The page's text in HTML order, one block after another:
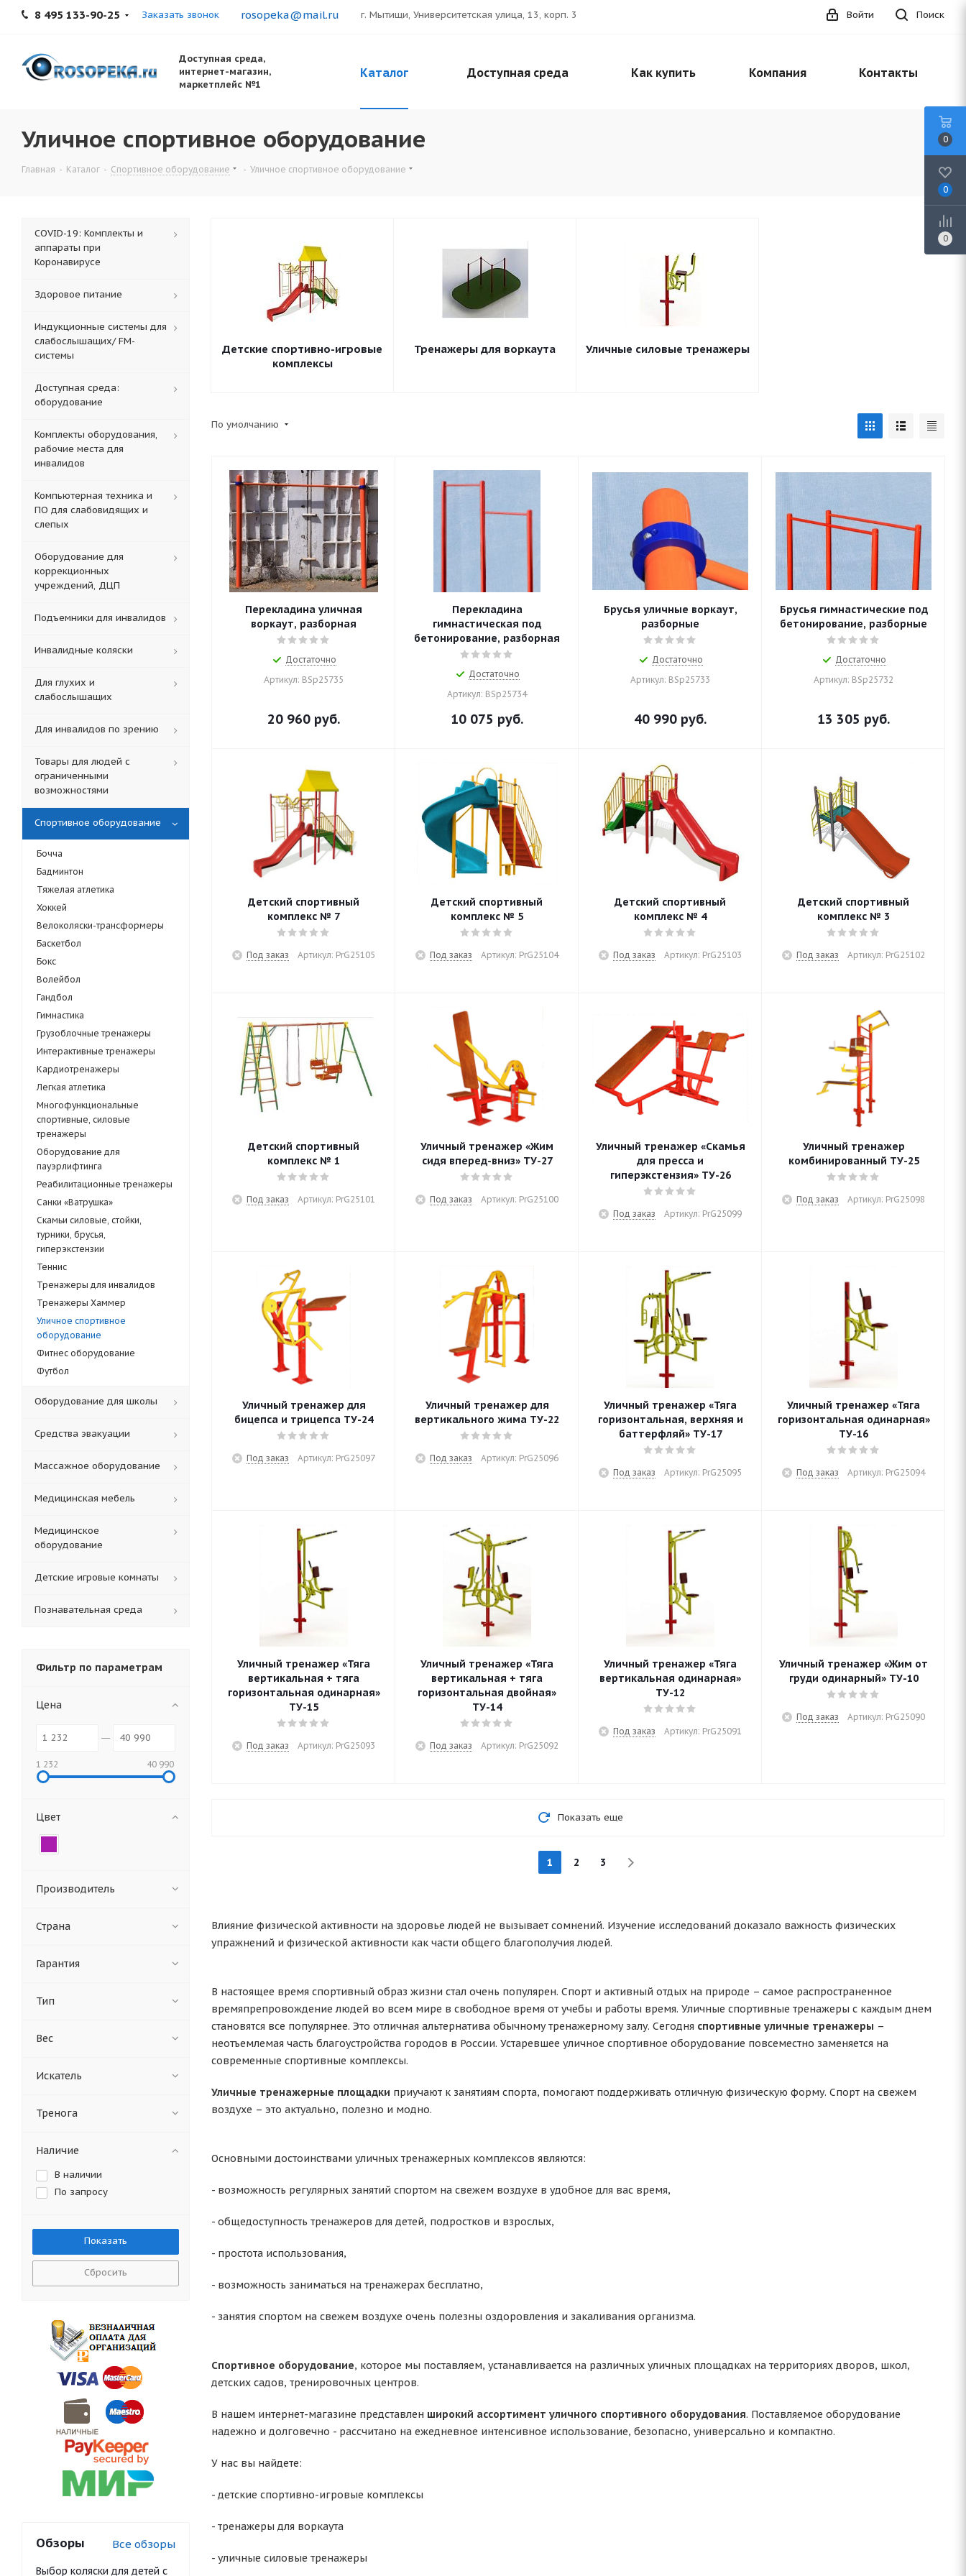
8 495 133-90-25 Заказать звонок rosopeka@mail.ru г. Мытищи, Университетская улица, 13, корп. 3 Поиск
Войти
Доступная среда,
интернет-магазин,
маркетплейс №1
Каталог Доступная среда Как купить Компания Контакты
Уличное спортивное оборудование
Главная - Каталог - Спортивное оборудование - Уличное спортивное оборудование
Детские спортивно-игровые
комплексы
Тренажеры для воркаута Уличные силовые тренажеры
По умолчанию
Перекладина уличная
воркаут, разборная
Достаточно
Артикул: BSp25735
20 960 руб.
Перекладина
гимнастическая под
бетонирование, разборная
Достаточно
Артикул: BSp25734
10 075 руб.
Брусья уличные воркаут,
разборные
Достаточно
Артикул: BSp25733
40 990 руб.
Брусья гимнастические под
бетонирование, разборные
Достаточно
Артикул: BSp25732
13 305 руб.
Детский спортивный
комплекс № 7
Под заказ Артикул: PrG25105
Детский спортивный
комплекс № 5
Под заказ Артикул: PrG25104
Детский спортивный
комплекс № 4
Под заказ Артикул: PrG25103
Детский спортивный
комплекс № 3
Под заказ Артикул: PrG25102
Детский спортивный
комплекс № 1
Под заказ Артикул: PrG25101
Уличный тренажер «Жим
сидя вперед-вниз» ТУ-27
Под заказ Артикул: PrG25100
Уличный тренажер «Скамья
для пресса и
гиперэкстензия» ТУ-26
Под заказ Артикул: PrG25099
Уличный тренажер
комбинированный ТУ-25
Под заказ Артикул: PrG25098
Уличный тренажер для
бицепса и трицепса ТУ-24
Под заказ Артикул: PrG25097
Уличный тренажер для
вертикального жима ТУ-22
Под заказ Артикул: PrG25096
Уличный тренажер «Тяга
горизонтальная, верхняя и
баттерфляй» ТУ-17
Под заказ Артикул: PrG25095
Уличный тренажер «Тяга
горизонтальная одинарная»
ТУ-16
Под заказ Артикул: PrG25094
Уличный тренажер «Тяга
вертикальная + тяга
горизонтальная одинарная»
ТУ-15
Под заказ Артикул: PrG25093
Уличный тренажер «Тяга
вертикальная + тяга
горизонтальная двойная»
ТУ-14
Под заказ Артикул: PrG25092
Уличный тренажер «Тяга
вертикальная одинарная»
ТУ-12
Под заказ Артикул: PrG25091
Уличный тренажер «Жим от
груди одинарный» ТУ-10
Под заказ Артикул: PrG25090
Показать еще
1 2 3
Влияние физической активности на здоровье людей не вызывает сомнений. Изучение исследований доказало важность физических
упражнений и физической активности как части общего благополучия людей.
В настоящее время спортивный образ жизни стал очень популярен. Спорт и активный отдых на природе – самое распространенное
времяпрепровождение людей во всем мире в свободное время от учебы и работы время. Уличные спортивные тренажеры с каждым днем
становятся все популярнее. Это отличная альтернатива обычному тренажерному залу. Сегодня спортивные уличные тренажеры –
неотъемлемая часть благоустройства городов в России. Устаревшее уличное спортивное оборудование повсеместно заменяется на
современные спортивные комплексы.
Уличные тренажерные площадки приучают к занятиям спорта, помогают поддерживать отличную физическую форму. Спорт на свежем
воздухе – это актуально, полезно и модно.
Основными достоинствами уличных тренажерных комплексов являются:
- возможность регулярных занятий спортом на свежем воздухе в удобное для вас время,
- общедоступность тренажеров для детей, подростков и взрослых,
- простота использования,
- возможность заниматься на тренажерах бесплатно,
- занятия спортом на свежем воздухе очень полезны оздоровления и закаливания организма.
Спортивное оборудование, которое мы поставляем, устанавливается на различных уличных площадках на территориях дворов, школ,
детских садов, тренировочных центров.
В нашем интернет-магазине представлен широкий ассортимент уличного спортивного оборудования. Поставляемое оборудование
надежно и долговечно - рассчитано на ежедневное интенсивное использование, безопасно, универсально и компактно.
У нас вы найдете:
- детские спортивно-игровые комплексы
- тренажеры для воркаута
- уличные силовые тренажеры
COVID-19: Комплекты и
аппараты при
Коронавирусе
Здоровое питание
Индукционные системы для
слабослышащих/ FM-
системы
Доступная среда:
оборудование
Комплекты оборудования,
рабочие места для
инвалидов
Компьютерная техника и
ПО для слабовидящих и
слепых
Оборудование для
коррекционных
учреждений, ДЦП
Подъемники для инвалидов
Инвалидные коляски
Для глухих и
слабослышащих
Для инвалидов по зрению
Товары для людей с
ограниченными
возможностями
Спортивное оборудование
Бочча
Бадминтон
Тяжелая атлетика
Хоккей
Велоколяски-трансформеры
Баскетбол
Бокс
Волейбол
Гандбол
Гимнастика
Грузоблочные тренажеры
Интерактивные тренажеры
Кардиотренажеры
Легкая атлетика
Многофункциональные
спортивные, силовые
тренажеры
Оборудование для
пауэрлифтинга
Реабилитационные тренажеры
Санки «Ватрушка»
Скамьи силовые, стойки,
турники, брусья,
гиперэкстензии
Теннис
Тренажеры для инвалидов
Тренажеры Хаммер
Уличное спортивное
оборудование
Фитнес оборудование
Футбол
Оборудование для школы
Средства эвакуации
Массажное оборудование
Медицинская мебель
Медицинское
оборудование
Детские игровые комнаты
Познавательная среда
Фильтр по параметрам
Цена
1 232 40 990
Цвет
Производитель
Страна
Гарантия
Тип
Вес
Искатель
Тренога
Наличие
В наличии
По запросу
Сбросить
Обзоры Все обзоры
Выбор коляски для детей с
0
0
0